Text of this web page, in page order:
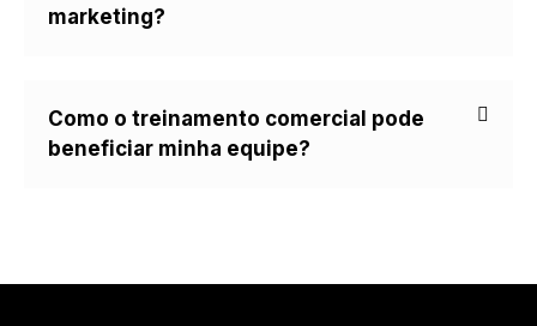
marketing?
Como o treinamento comercial pode
beneficiar minha equipe?